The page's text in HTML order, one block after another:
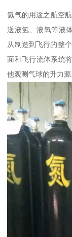
氦气的用途之航空
送液氢、液氧等液
从制造到飞行的整
面和飞行流体系统
他观测气球的升力源